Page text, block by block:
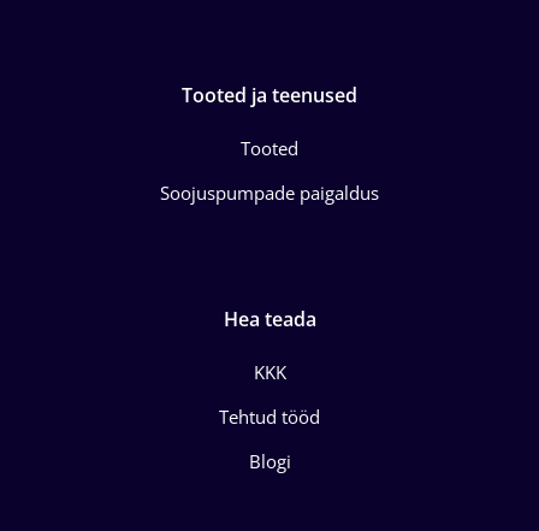
Tooted ja teenused
Tooted
Soojuspumpade paigaldus
Hea teada
KKK
Tehtud tööd
Blogi